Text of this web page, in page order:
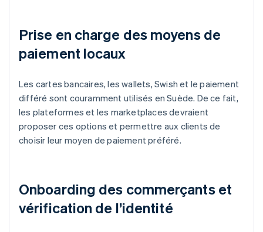
Prise en charge des moyens de
paiement locaux
Les cartes bancaires, les wallets, Swish et le paiement
différé sont couramment utilisés en Suède. De ce fait,
les plateformes et les marketplaces devraient
proposer ces options et permettre aux clients de
choisir leur moyen de paiement préféré.
Onboarding des commerçants et
vérification de l’identité